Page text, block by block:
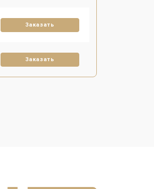
Заказать
Заказать